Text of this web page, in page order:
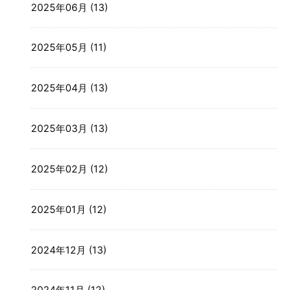
2025年06月 (13)
2025年05月 (11)
2025年04月 (13)
2025年03月 (13)
2025年02月 (12)
2025年01月 (12)
2024年12月 (13)